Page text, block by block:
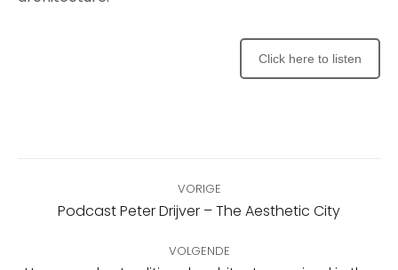
Click here to listen
navigatie
VORIGE
Vorig
Podcast Peter Drijver – The Aesthetic City
VOLGENDE